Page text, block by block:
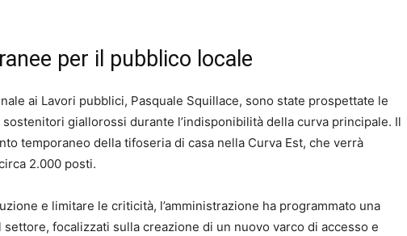
per il pubblico locale
ai Lavori pubblici, Pasquale Squillace, sono state prospettate le
giallorossi durante l’indisponibilità della curva principale. Il
temporaneo della tifoseria di casa nella Curva Est, che verrà
2.000 posti.
e limitare le criticità, l’amministrazione ha programmato una
focalizzati sulla creazione di un nuovo varco di accesso e